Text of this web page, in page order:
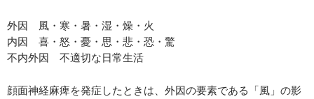
外因 風・寒・暑・湿・燥・火
内因 喜・怒・憂・思・悲・恐・驚
不内外因 不適切な日常生活
顔面神経麻痺を発症したときは、外因の要素である「風」の影